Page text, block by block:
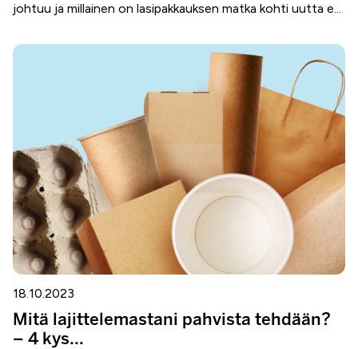
johtuu ja millainen on lasipakkauksen matka kohti uutta e...
18.10.2023
Mitä lajittelemastani pahvista tehdään?
– 4 kys...